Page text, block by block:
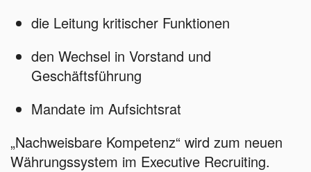
die Leitung kritischer Funktionen
den Wechsel in Vorstand und
Geschäftsführung
Mandate im Aufsichtsrat
„Nachweisbare Kompetenz“ wird zum neuen
Währungssystem im Executive Recruiting.